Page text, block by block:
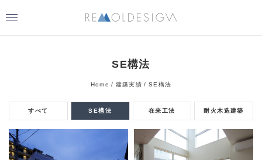
SE構法
Home 建築実績 SE構法
すべて SE構法 在来工法 耐火木造建築